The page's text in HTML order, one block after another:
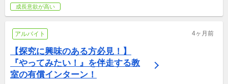
成長意欲が高い
アルバイト 4ヶ月前
【探究に興味のある方必見！】
『やってみたい！』を伴走する教
室の有償インターン！